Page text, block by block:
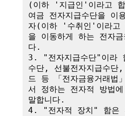
(이하 '지급인'이라고
여금 전자지급수단을 이
자(이하 '수취인'이라고
을 이동하게 하는 전자금
다.
3. "전자지급수단"이라
수단, 선불전자지급수
드 등 「전자금융거래법
서 정하는 전자적 방법
말합니다.
4. "전자적 장치" 함은